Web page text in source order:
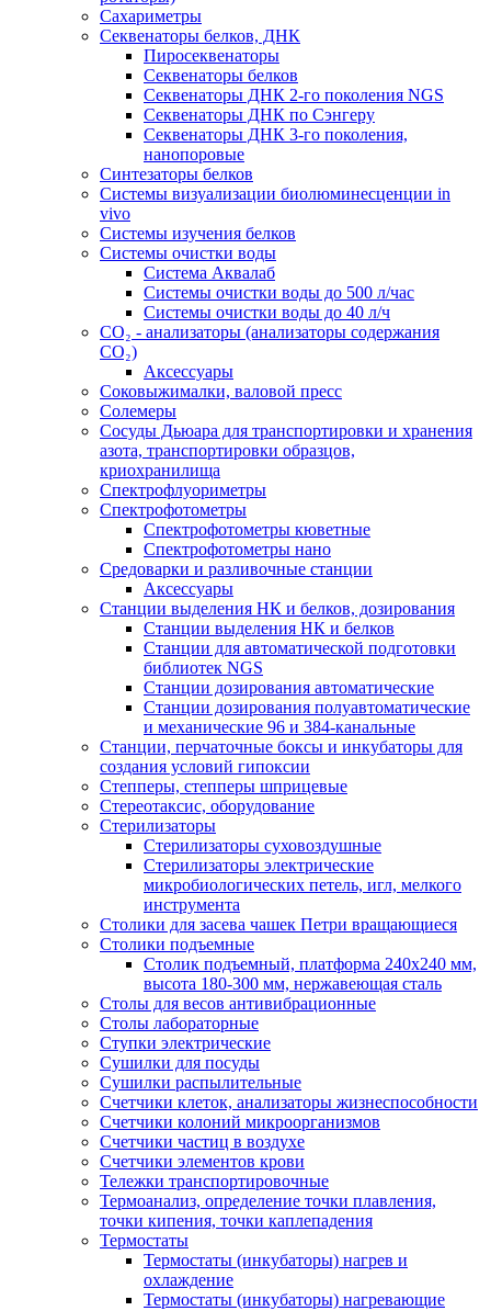
Сахариметры
Секвенаторы белков, ДНК
Пиросеквенаторы
Секвенаторы белков
Секвенаторы ДНК 2-го поколения NGS
Секвенаторы ДНК по Сэнгеру
Секвенаторы ДНК 3-го поколения,
нанопоровые
Синтезаторы белков
Системы визуализации биолюминесценции in
vivo
Системы изучения белков
Системы очистки воды
Система Аквалаб
Системы очистки воды до 500 л/час
Системы очистки воды до 40 л/ч
СО₂ - анализаторы (анализаторы содержания
СО₂)
Аксессуары
Соковыжималки, валовой пресс
Солемеры
Сосуды Дьюара для транспортировки и хранения
азота, транспортировки образцов,
криохранилища
Спектрофлуориметры
Спектрофотометры
Спектрофотометры кюветные
Спектрофотометры нано
Средоварки и разливочные станции
Аксессуары
Станции выделения НК и белков, дозирования
Станции выделения НК и белков
Станции для автоматической подготовки
библиотек NGS
Станции дозирования автоматические
Станции дозирования полуавтоматические
и механические 96 и 384-канальные
Станции, перчаточные боксы и инкубаторы для
создания условий гипоксии
Степперы, степперы шприцевые
Стереотаксис, оборудование
Стерилизаторы
Стерилизаторы суховоздушные
Стерилизаторы электрические
микробиологических петель, игл, мелкого
инструмента
Столики для засева чашек Петри вращающиеся
Столики подъемные
Столик подъемный, платформа 240х240 мм,
высота 180-300 мм, нержавеющая сталь
Столы для весов антивибрационные
Столы лабораторные
Ступки электрические
Сушилки для посуды
Сушилки распылительные
Счетчики клеток, анализаторы жизнеспособности
Счетчики колоний микроорганизмов
Счетчики частиц в воздухе
Счетчики элементов крови
Тележки транспортировочные
Термоанализ, определение точки плавления,
точки кипения, точки каплепадения
Термостаты
Термостаты (инкубаторы) нагрев и
охлаждение
Термостаты (инкубаторы) нагревающие